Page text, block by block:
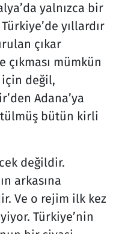
yalnızca bir
yıllardır
çıkar
mümkün
için değil,
Adana’ya
bütün kirli
değildir.
arkasına
Ve o rejim ilk kez
Türkiye’nin